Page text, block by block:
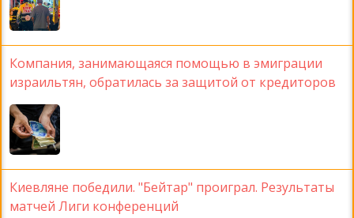
Компания, занимающаяся помощью в эмиграции
израильтян, обратилась за защитой от кредиторов
Киевляне победили. "Бейтар" проиграл. Результаты
матчей Лиги конференций